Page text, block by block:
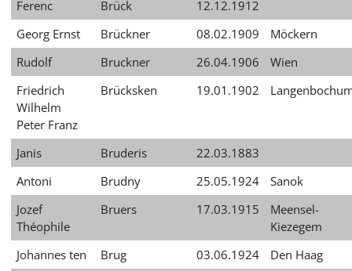
Ferenc Brück
12.12.1912
Georg Ernst
Brückner 08.02.1909
Möckern
Rudolf
Bruckner 26.04.1906
Wien
Friedrich
Wilhelm
Peter Franz
Brücksken 19.01.1902
Janis Bruderis
22.03.1883
Antoni
Brudny 25.05.1924
Sanok
Jozef
Théophile
Bruers 17.03.1915
Meensel-
Kiezegem
Johannes ten
Brug 03.06.1924
Den Haag